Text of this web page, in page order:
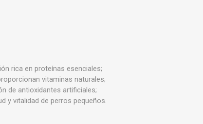
rica en proteínas esenciales;
vitaminas naturales;
de antioxidantes artificiales;
y vitalidad de perros pequeños.